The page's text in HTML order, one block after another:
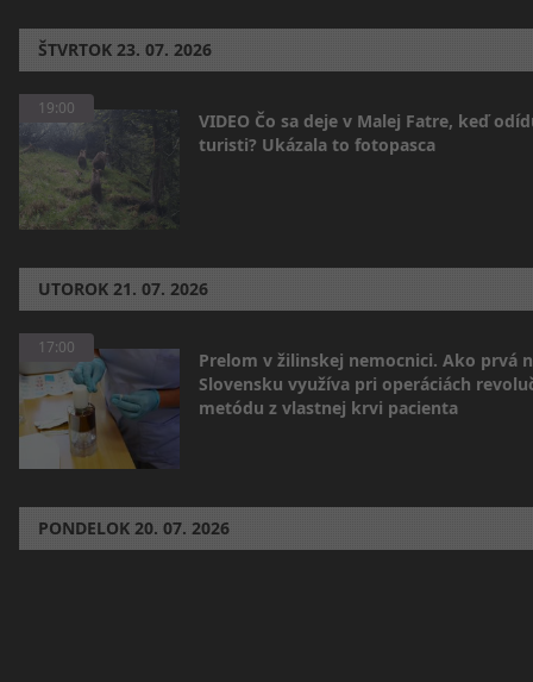
ŠTVRTOK 23. 07. 2026
19:00
VIDEO Čo sa deje v Malej Fatre, keď
turisti? Ukázala to fotopasca
UTOROK 21. 07. 2026
17:00
Prelom v žilinskej nemocnici. Ako prvá
Slovensku využíva pri operáciách
metódu z vlastnej krvi pacienta
PONDELOK 20. 07. 2026